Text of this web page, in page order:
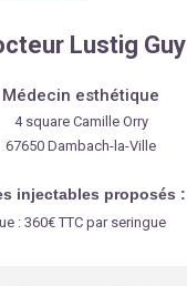
Lustig Guy
Médecin esthétique
4 square Camille Orry
67650 Dambach-la-Ville
injectables proposés :
: 360€ TTC par seringue